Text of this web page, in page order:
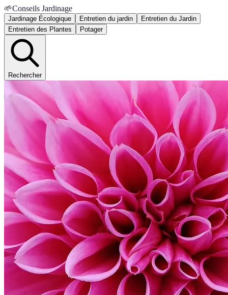
🌱Conseils Jardinage
Jardinage Écologique Entretien du jardin
Entretien du Jardin
Entretien des Plantes
Potager
Rechercher